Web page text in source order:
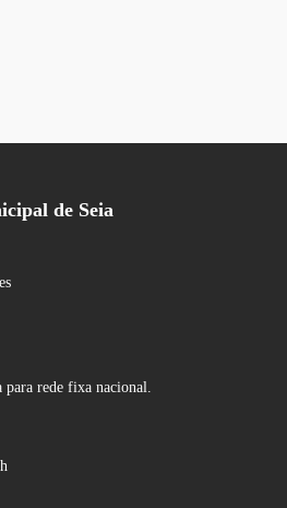
de Seia
para rede fixa nacional.